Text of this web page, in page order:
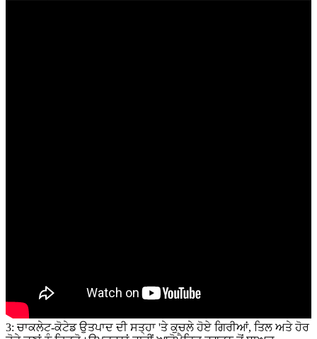
3: ਚਾਕਲੇਟ-ਕੋਟੇਡ ਉਤਪਾਦ ਦੀ ਸਤ੍ਹਾ 'ਤੇ ਕੁਚਲੇ ਹੋਏ ਗਿਰੀਆਂ, ਤਿਲ ਅਤੇ ਹੋਰ